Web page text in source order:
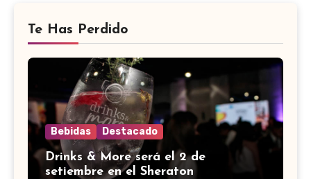
Te Has Perdido
Bebidas Destacado
Drinks & More será el 2 de
setiembre en el Sheraton